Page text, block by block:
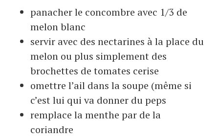
panacher le concombre avec 1/3 de
melon blanc
servir avec des nectarines à la place du
melon ou plus simplement des
brochettes de tomates cerise
omettre l’ail dans la soupe (même si
c’est lui qui va donner du peps
remplace la menthe par de la
coriandre